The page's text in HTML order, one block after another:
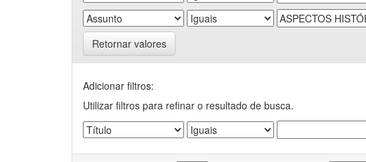
Retornar valores
Adicionar filtros:
Utilizar filtros para refinar o resultado de busca.